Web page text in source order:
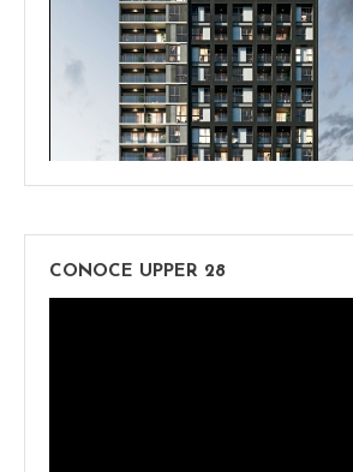
CONOCE UPPER 28